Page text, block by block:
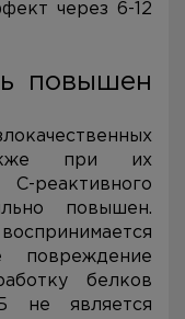
через 6-12
повышен
при их
С-реактивного
повышен.
повреждение
белков
не является